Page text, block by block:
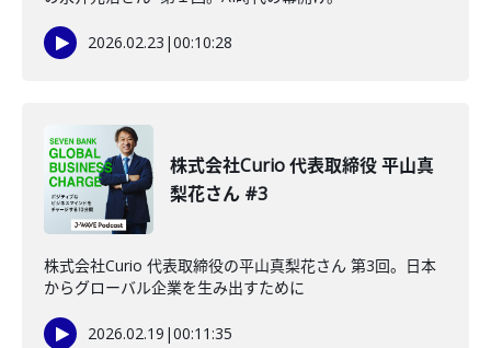
2026.02.23 |00:10:28
株式会社Curio 代表取締役 平山真
梨花さん #3
株式会社Curio 代表取締役の平山真梨花さん 第3回。日本
からグローバル企業を生み出すために
2026.02.19 |00:11:35